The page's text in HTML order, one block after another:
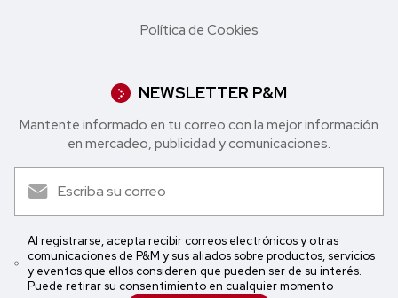
Política de Cookies
NEWSLETTER P&M
Mantente informado en tu correo con la mejor in formación
en mercadeo, publicidad y comunicaciones.
Al registrarse, acepta recibir correos electrónicos y otras
comunicaciones de P&M y sus aliados sobre productos, servicios
y eventos que ellos consideren que pueden ser de su interés.
Puede retirar su consentimiento en cualquier momento